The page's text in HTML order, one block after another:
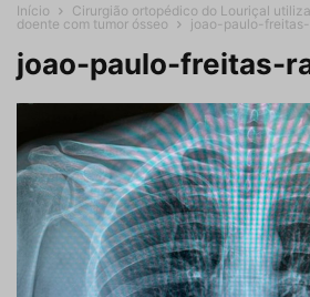
Início
Cirurgião ortopédico do Louriçal
doente com tumor ósseo
joao-paulo-
joao-paulo-freitas-